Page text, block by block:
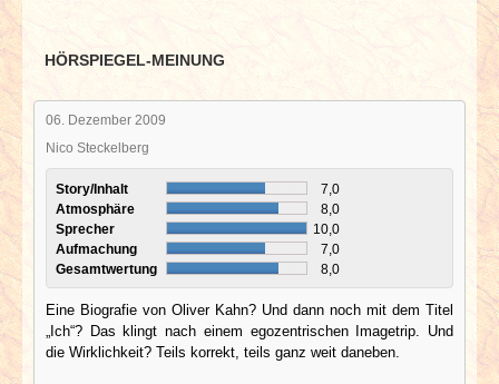
HÖRSPIEGEL-MEINUNG
06. Dezember 2009
Nico Steckelberg
Story/Inhalt
7,0
Atmosphäre
8,0
Sprecher
10,0
Aufmachung
7,0
Gesamtwertung
8,0
Eine Biografie von Oliver Kahn? Und dann noch mit dem Titel
„Ich“? Das klingt nach einem egozentrischen Imagetrip. Und
die Wirklichkeit? Teils korrekt, teils ganz weit daneben.